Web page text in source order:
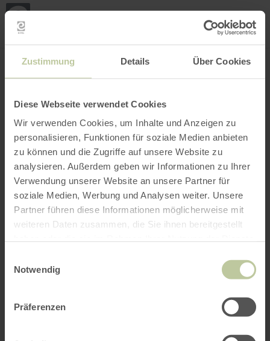
Zustimmung Details Über Cookies
Diese Webseite verwendet Cookies
Wir verwenden Cookies, um Inhalte und Anzeigen zu
personalisieren, Funktionen für soziale Medien anbieten
zu können und die Zugriffe auf unsere Website zu
analysieren. Außerdem geben wir Informationen zu Ihrer
Verwendung unserer Website an unsere Partner für
soziale Medien, Werbung und Analysen weiter. Unsere
Partner führen diese Informationen möglicherweise mit
weiteren Daten zusammen, die Sie ihnen bereitgestellt
Notwendig
Präferenzen
INTERAKTIVE KARTE
Filter öffnen